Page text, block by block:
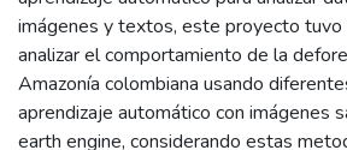
imágenes y textos, este proyecto
analizar el comportamiento de la
Amazonía colombiana usando
aprendizaje automático con imágenes
earth engine, considerando estas